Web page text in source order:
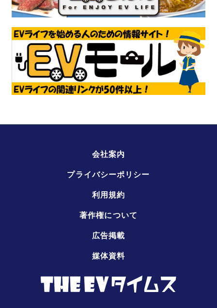
会社案内
プライバシーポリシー
利用規約
著作権について
広告掲載
媒体資料